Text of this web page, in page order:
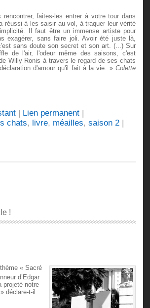
faites-les entrer à votre tour dans
réussi à les saisir au vol, à traquer leur vérité
Il faut être un immense artiste pour
exagérer, sans faire joli. Avoir été juste là,
sans doute son secret et son art. (...) Sur
de l'air, l'odeur même des saisons, c'est
Willy Ronis à travers le regard de ses chats
d'amour qu'il fait à la vie. » Colette
Lien permanent
chats, livre, méailles, saison 2
!
« Sacré
d’Edgar
projeté notre
déclare-t-il